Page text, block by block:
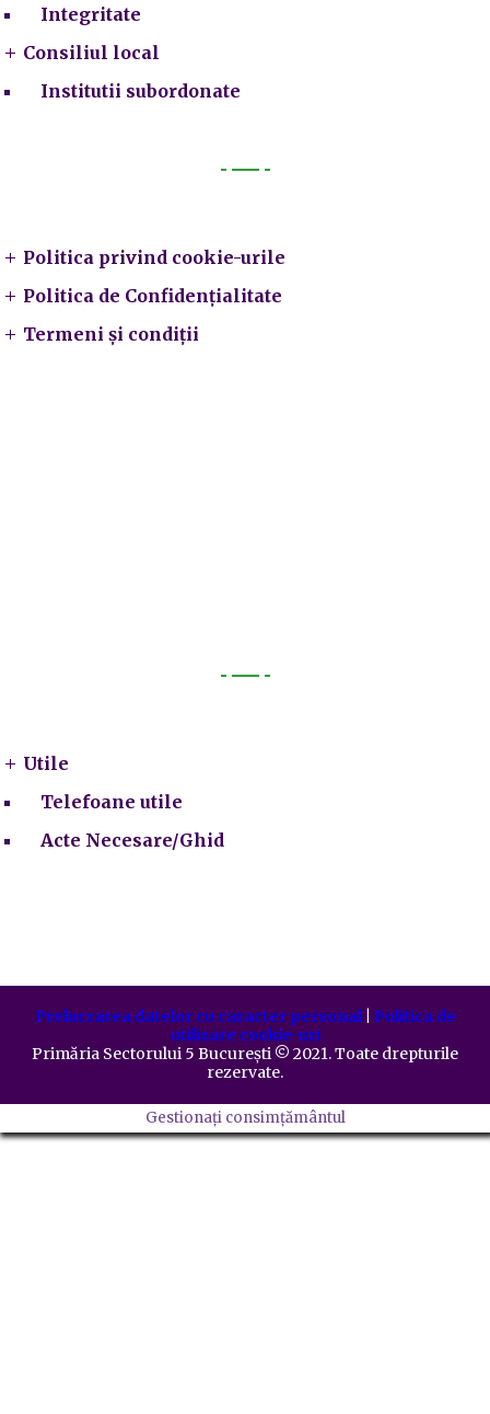
Integritate
Consiliul local
Institutii subordonate
Politica privind cookie-urile
Politica de Confidențialitate
Termeni și condiții
Utile
Telefoane utile
Acte Necesare/Ghid
Prelucrarea datelor cu caracter personal| Politica de
utilizare cookie-uri
Primăria Sectorului 5 București ©️ 2021. Toate drepturile
rezervate.
Gestionați consimțământul